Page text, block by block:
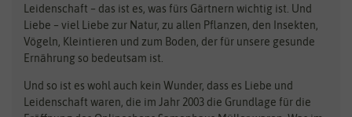
Obstsamen
Pilzbrut
Rasensamen
Steckzwiebeln
Zimmer & Kübelpflanzen
Kataloge
Bingenheimer Saatgut
Bionana
BIOWOL
Blumicorn
Dürr-Samen
Feldsaaten Freudenberger
Fertil
Leidenschaft – das ist es, was fürs Gärtnern wichtig ist. Und
Liebe – viel Liebe zur Natur, zu allen Pflanzen, den Insekten,
Vögeln, Kleintieren und zum Boden, der für unsere gesunde
Ernährung so bedeutsam ist.
Und so ist es wohl auch kein Wunder, dass es Liebe und
Leidenschaft waren, die im Jahr 2003 die Grundlage für die